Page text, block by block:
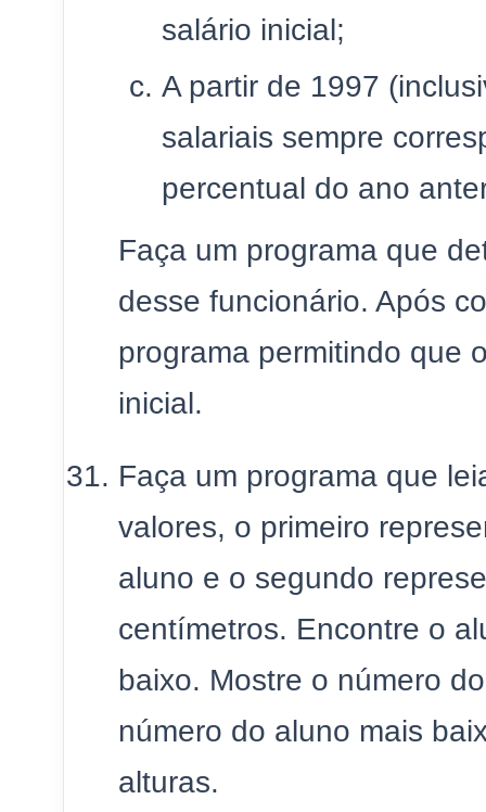
salário inicial;
A partir de 1997
salariais sempre
percentual do ano
Faça um programa que
desse funcionário. Após
programa permitindo que
inicial.
Faça um programa que
valores, o primeiro
aluno e o segundo
centímetros. Encontre o
baixo. Mostre o número
número do aluno mais
alturas.